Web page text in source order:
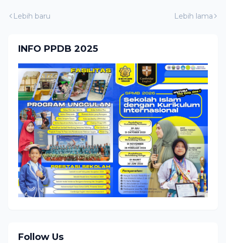
Lebih baru Lebih lama
INFO PPDB 2025
Follow Us